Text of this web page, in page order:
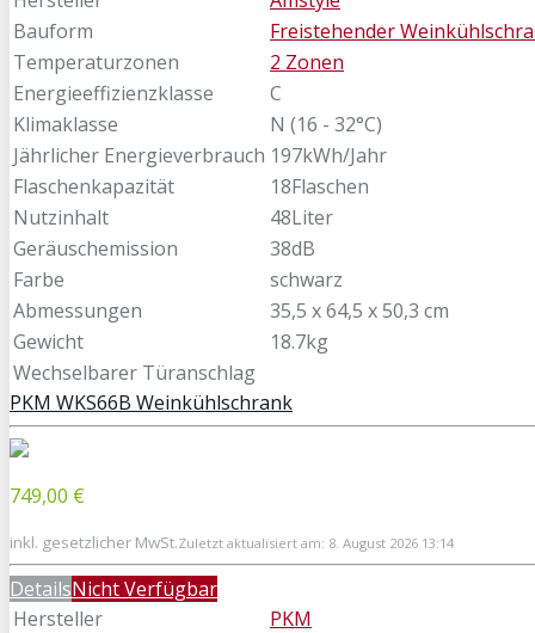
Bauform
Freistehender
Temperaturzonen
2 Zonen
Energieeffizienzklasse
C
Klimaklasse
N (16 - 32°C)
Jährlicher Energieverbrauch 197kWh/Jahr
Flaschenkapazität
18Flaschen
Nutzinhalt
48Liter
Geräuschemission
38dB
Farbe
schwarz
Abmessungen
35,5 x 64,5 x 50,3 cm
Gewicht
18.7kg
Wechselbarer Türanschlag
PKM WKS66B Weinkühlschrank
749,00 €
inkl. gesetzlicher MwSt.Zuletzt aktualisiert am: 8. August 2026 13:14
DetailsNicht Verfügbar
Hersteller
PKM